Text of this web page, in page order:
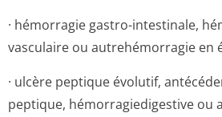
· hémorragie gastro-intestinale,
vasculaire ou autrehémorragie en
· ulcère peptique évolutif,
peptique, hémorragiedigestive ou